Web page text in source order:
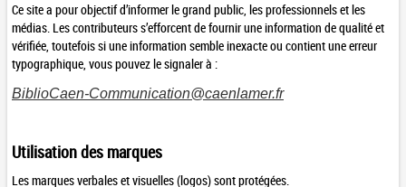
Ce site a pour objectif d’informer le grand public, les professionnels et les
médias. Les contributeurs s’efforcent de fournir une information de qualité et
vérifiée, toutefois si une information semble inexacte ou contient une erreur
typographique, vous pouvez le signaler à :
BiblioCaen-Communication@caenlamer.fr
Utilisation des marques
Les marques verbales et visuelles (logos) sont protégées.